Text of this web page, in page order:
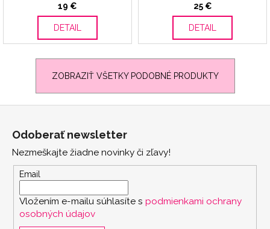
19 €
DETAIL
25 €
DETAIL
ZOBRAZIŤ VŠETKY PODOBNÉ PRODUKTY
Odoberať newsletter
Nezmeškajte žiadne novinky či zľavy!
Email
Vložením e-mailu súhlasíte s podmienkami ochrany
osobných údajov